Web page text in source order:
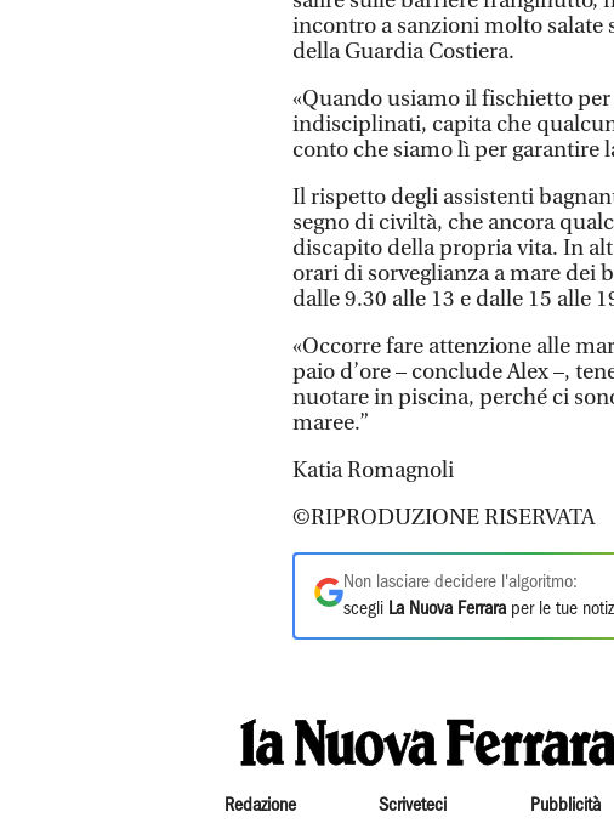
incontro a sanzioni molto salate
della Guardia Costiera.
«Quando usiamo il fischietto
indisciplinati, capita che
conto che siamo lì per garantire
Il rispetto degli assistenti
segno di civiltà, che ancora
discapito della propria vita. In
orari di sorveglianza a mare dei
dalle 9.30 alle 13 e dalle 15 alle
«Occorre fare attenzione alle
paio d’ore – conclude Alex –,
nuotare in piscina, perché ci
maree.”
Katia Romagnoli
©RIPRODUZIONE RISERVATA
Non lasciare decidere l'algoritmo:
scegli La Nuova Ferrara per le tue
Redazione Scriveteci Pubblicità